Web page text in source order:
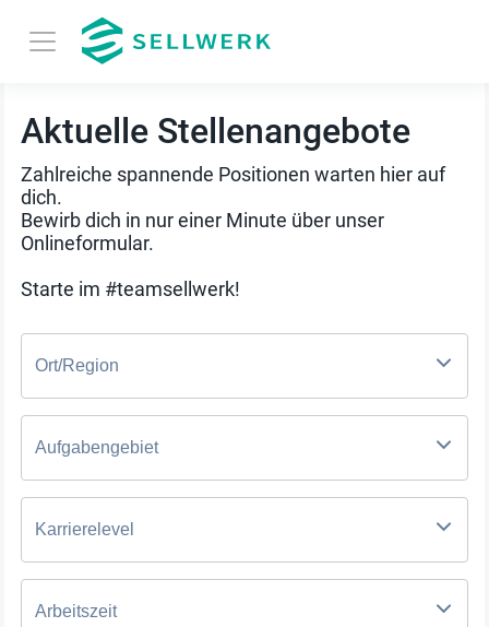
Aktuelle Stellenangebote
Zahlreiche spannende Positionen warten hier auf
dich.
Bewirb dich in nur einer Minute über unser
Onlineformular.
Starte im #teamsellwerk!
Ort/Region
Aufgabengebiet
Karrierelevel
Arbeitszeit